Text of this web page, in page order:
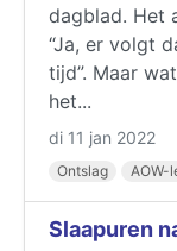
dagblad. Het
“Ja, er volgt
tijd”. Maar
het...
di 11 jan 2022
Ontslag AOW-
Slaapuren